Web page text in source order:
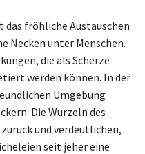
das fröhliche Austauschen
Necken unter Menschen.
die als Scherze
werden können. In der
Umgebung
Die Wurzeln des
und verdeutlichen,
seit jeher eine